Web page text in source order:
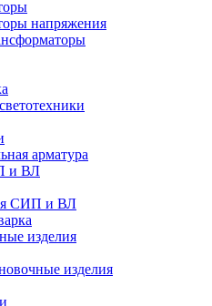
напряжения
арматура
и ВЛ
СИП и ВЛ
изделия
изделия